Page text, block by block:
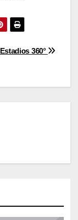
Estadios 360°